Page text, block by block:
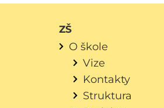
ZŠ
O škole
Vize
Kontakty
Struktura